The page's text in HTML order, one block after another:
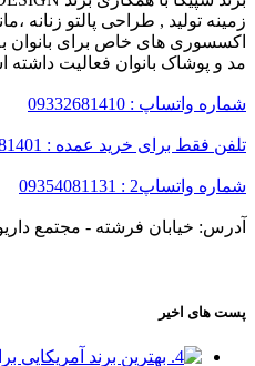
زمینه تولید , طراحی پالتو زنانه
اکسسوری های خاص برای
مد و پوشاک بانوان فعالیت
شماره واتساپ : 09332681410
تلفن فقط برای خرید عمده : 02122281401
شماره واتساپ2 : 09354081131
آدرس: خیابان فرشته - مجتمع
پست های اخیر